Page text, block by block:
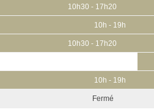
10h30 - 17h20
10h - 19h
10h30 - 17h20
10h - 19h
Fermé